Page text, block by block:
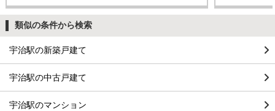
類似の条件から検索
宇治駅の新築戸建て
宇治駅の中古戸建て
宇治駅のマンション